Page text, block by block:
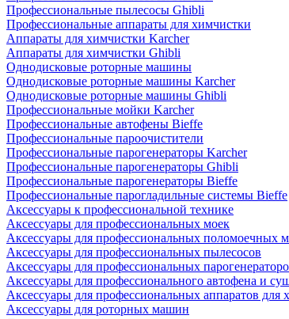
Профессиональные пылесосы Ghibli
Профессиональные аппараты для химчистки
Аппараты для химчистки Karcher
Аппараты для химчистки Ghibli
Однодисковые роторные машины
Однодисковые роторные машины Karcher
Однодисковые роторные машины Ghibli
Профессиональные мойки Karcher
Профессиональные автофены Bieffe
Профессиональные пароочистители
Профессиональные парогенераторы Karcher
Профессиональные парогенераторы Ghibli
Профессиональные парогенераторы Bieffe
Профессиональные парогладильные системы Bieffe
Аксессуары к профессиональной технике
Аксессуары для профессиональных моек
Аксессуары для профессиональных поломоечных
Аксессуары для профессиональных пылесосов
Аксессуары для профессиональных
Аксессуары для профессионального автофена и
Аксессуары для профессиональных аппаратов для
Аксессуары для роторных машин